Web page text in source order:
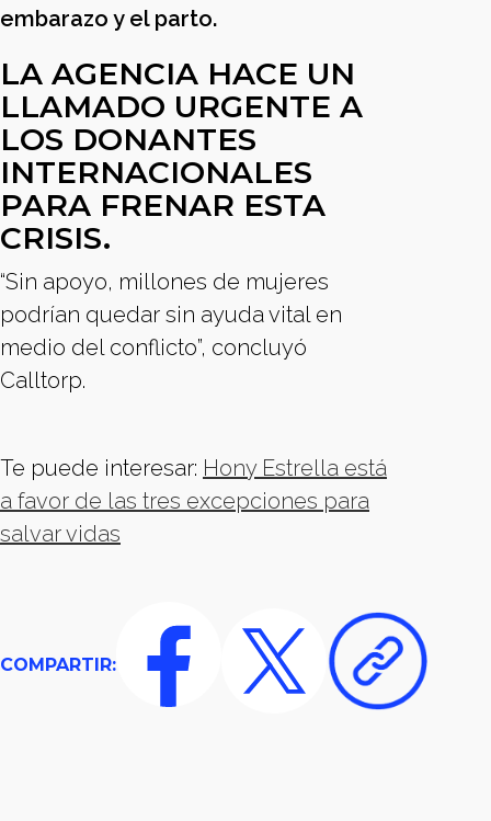
embarazo y el parto.
LA AGENCIA HACE UN
LLAMADO URGENTE A
LOS DONANTES
INTERNACIONALES
PARA FRENAR ESTA
CRISIS.
“Sin apoyo, millones de mujeres
podrían quedar sin ayuda vital en
medio del conflicto”, concluyó
Calltorp.
Te puede interesar: Hony Estrella está
a favor de las tres excepciones para
salvar vidas
COMPARTIR: